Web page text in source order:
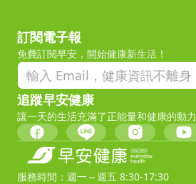
訂閱電子報
免費訂閱早安，開始健康新生活！
追蹤早安健康
讓一天的生活充滿了正能量和健康的動力
服務時間：週一～週五 8:30-17:30